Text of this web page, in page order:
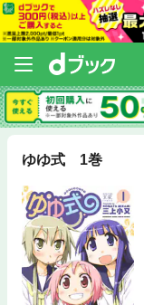
ゆゆ式 1巻